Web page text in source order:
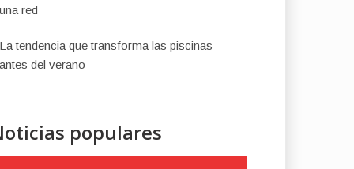
una red
La tendencia que transforma las piscinas
antes del verano
populares